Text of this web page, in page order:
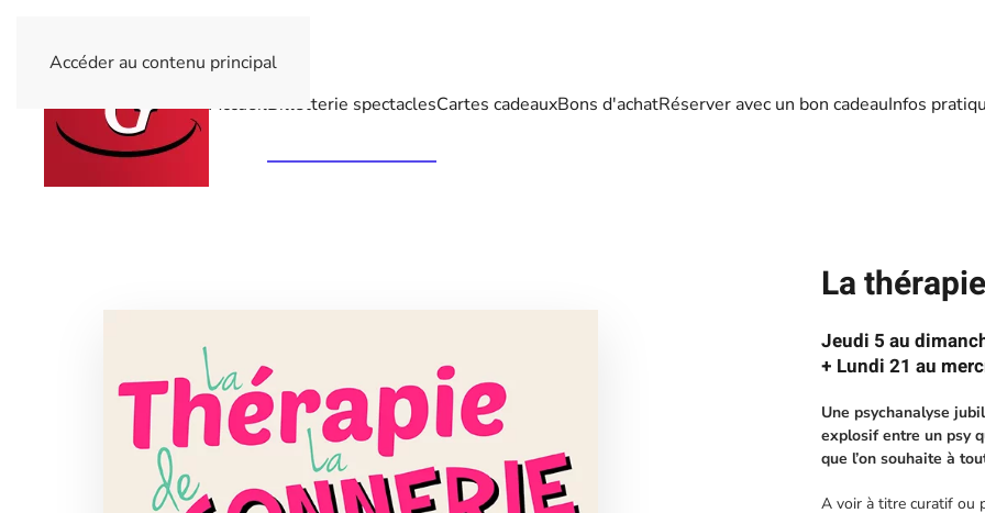
Accéder au contenu principal
AccueilBilletterie spectaclesCartes cadeauxBons d'achatRéserver avec un bon cadeauInfos
La
Jeudi 5 au
+ Lundi 21 au
Une psychanalyse
explosif entre un psy
que l’on souhaite à
A voir à titre curatif ou